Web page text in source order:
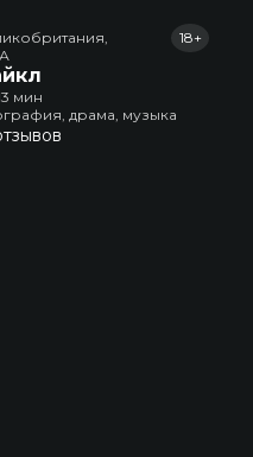
18+
мин
драма, музыка